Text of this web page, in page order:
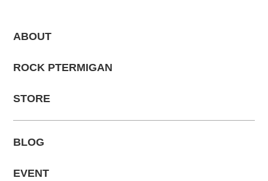
ABOUT
ROCK PTERMIGAN
STORE
BLOG
EVENT